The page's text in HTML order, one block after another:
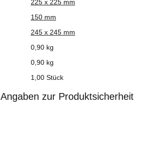
225 x 225 mm
150 mm
245 x 245 mm
0,90 kg
0,90 kg
1,00 Stück
Angaben zur Produktsicherheit